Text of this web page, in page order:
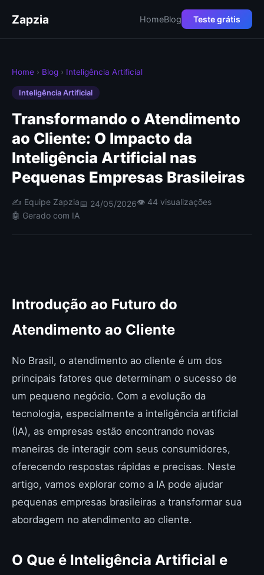
Zapzia HomeBlog Teste grátis
Home › Blog › Inteligência Artificial
Inteligência Artificial
Transformando o Atendimento
ao Cliente: O Impacto da
Inteligência Artificial nas
Pequenas Empresas Brasileiras
✍️ Equipe Zapzia📅 24/05/2026👁 44 visualizações
🤖 Gerado com IA
Introdução ao Futuro do
Atendimento ao Cliente
No Brasil, o atendimento ao cliente é um dos
principais fatores que determinam o sucesso de
um pequeno negócio. Com a evolução da
tecnologia, especialmente a inteligência artificial
(IA), as empresas estão encontrando novas
maneiras de interagir com seus consumidores,
oferecendo respostas rápidas e precisas. Neste
artigo, vamos explorar como a IA pode ajudar
pequenas empresas brasileiras a transformar sua
abordagem no atendimento ao cliente.
O Que é Inteligência Artificial e